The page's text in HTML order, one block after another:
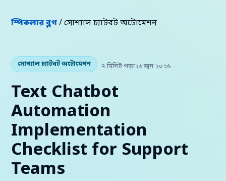
স্পিকলার ব্লগ/ সোশ্যাল চ্যাটবট অটোমেশন
সোশ্যাল চ্যাটবট অটোমেশন ৭ মিনিট পড়া২৬ জুন ২০২৬
Text Chatbot
Automation
Implementation
Checklist for Support
Teams